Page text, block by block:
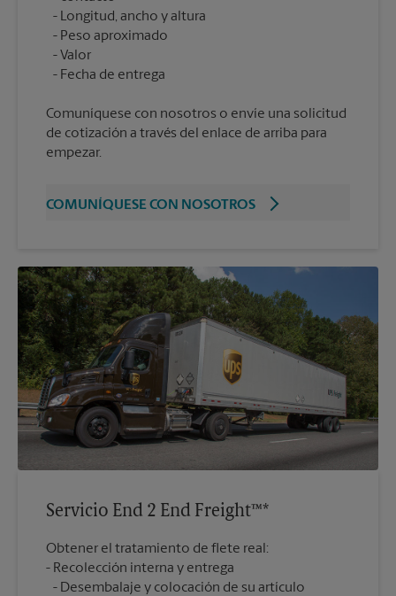
Longitud, ancho y altura
Peso aproximado
Valor
Comuníquese con nosotros o envíe una solicitud
de cotización a través del enlace de arriba para
empezar.
COMUNÍQUESE CON NOSOTROS
Servicio End 2 End Freight™*
Obtener el tratamiento de flete real:
Recolección interna y entrega
Desembalaje y colocación de su artículo